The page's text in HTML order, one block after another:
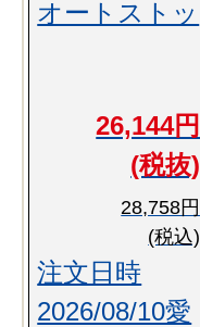
オートストッ
26,144円
(税抜)
28,758円
(税込)
注文日時
2026/08/10愛